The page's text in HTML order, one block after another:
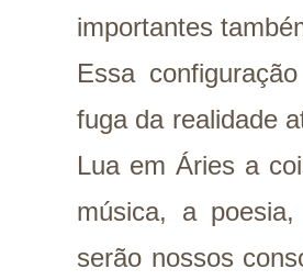
importantes
Essa
fuga da realidade
Lua em Áries a
música, a
serão nossos